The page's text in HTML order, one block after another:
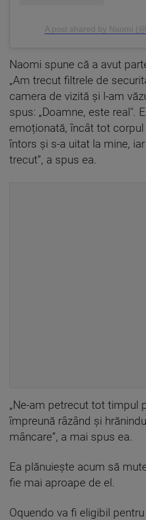
A post shared by Naomi
Naomi spune că a avut
„Am trecut filtrele de
camera de vizită și l-am
spus: „Doamne, este real".
emoționată, încât tot
întors și s-a uitat la mine,
trecut”, a spus ea.
„Ne-am petrecut tot timpul
împreună râzând și
mâncare”, a mai spus ea.
Ea plănuiește acum să
fie mai aproape de el.
Oquendo va fi eligibil